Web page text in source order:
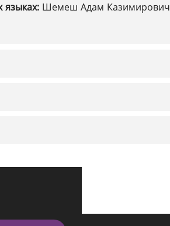
языках: Шемеш Адам Казимирович